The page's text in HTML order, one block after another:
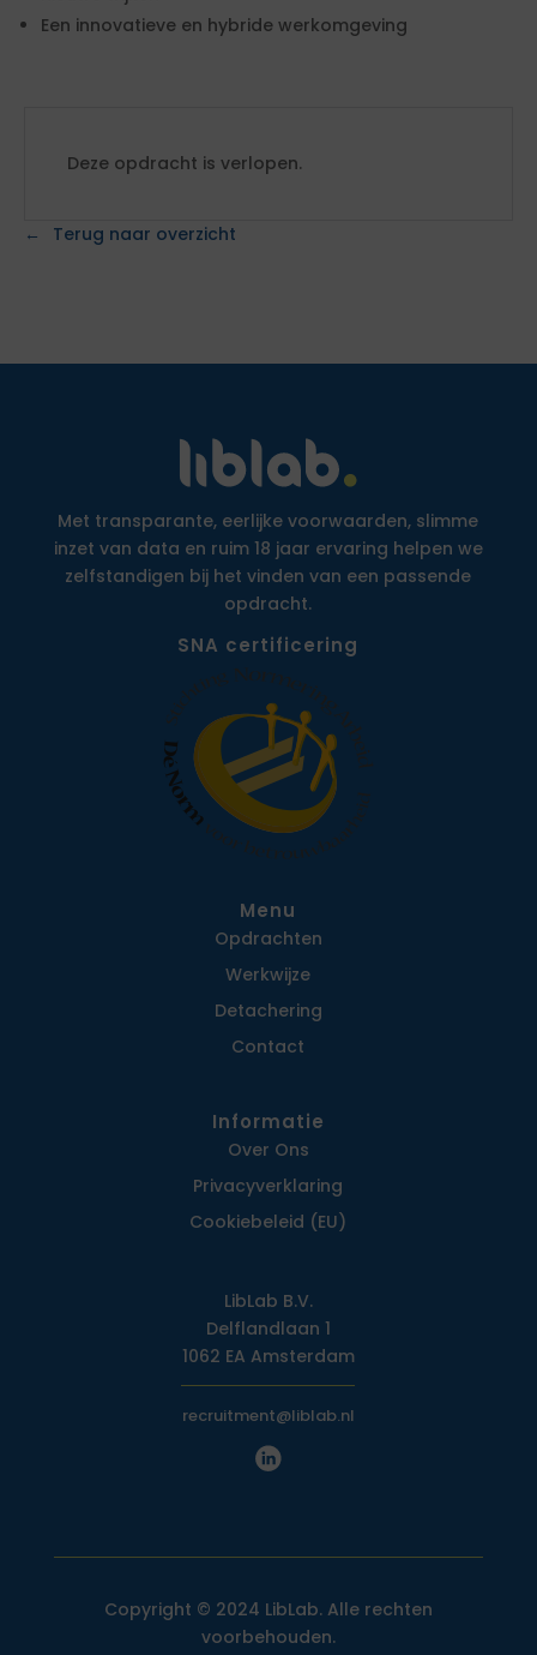
Een innovatieve en hybride werkomgeving
Deze opdracht is verlopen.
Terug naar overzicht
Met transparante, eerlijke voorwaarden, slimme
inzet van data en ruim 18 jaar ervaring helpen we
zelfstandigen bij het vinden van een passende
opdracht.
SNA certificering
Menu
Opdrachten
Werkwijze
Detachering
Contact
Informatie
Over Ons
Privacy­verklaring
Cookiebeleid (EU)
LibLab B.V.
Delflandlaan 1
1062 EA Amsterdam
recruitment@liblab.nl
Copyright © 2024 LibLab. Alle rechten
voorbehouden.